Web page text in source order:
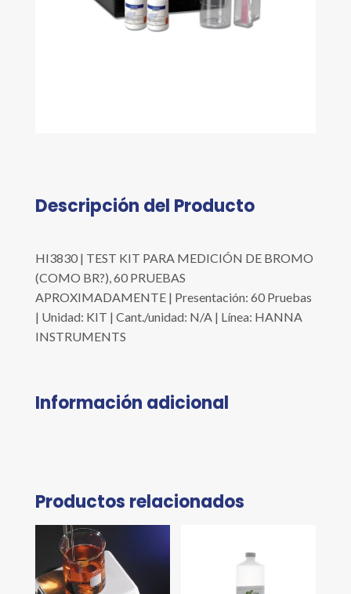
Descripción del Producto
HI3830 | TEST KIT PARA MEDICIÓN DE BROMO
(COMO BR?), 60 PRUEBAS
APROXIMADAMENTE | Presentación: 60 Pruebas
| Unidad: KIT | Cant./unidad: N/A | Línea: HANNA
INSTRUMENTS
Información adicional
Productos relacionados